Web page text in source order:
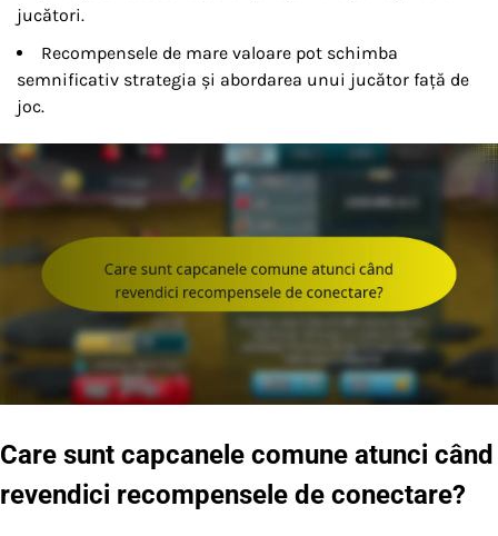
jucători.
Recompensele de mare valoare pot schimba
semnificativ strategia și abordarea unui jucător față de
joc.
Care sunt capcanele comune atunci când
revendici recompensele de conectare?